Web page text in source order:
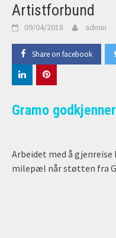
Artistforbund
09/04/2018 admin
Share on facebook
Gramo
Arbeidet med å
milepæl når støtten fra